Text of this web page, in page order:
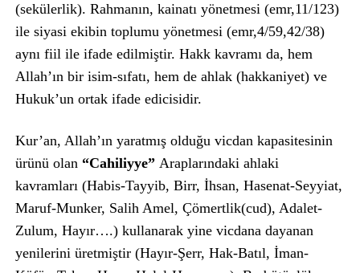
(sekülerlik). Rahmanın, kainatı yönetmesi (emr,11/123)
ile siyasi ekibin toplumu yönetmesi (emr,4/59,42/38)
aynı fiil ile ifade edilmiştir. Hakk kavramı da, hem
Allah’ın bir isim-sıfatı, hem de ahlak (hakkaniyet) ve
Hukuk’un ortak ifade edicisidir.
Kur’an, Allah’ın yaratmış olduğu vicdan kapasitesinin
ürünü olan “Cahiliyye” Araplarındaki ahlaki
kavramları (Habis-Tayyib, Birr, İhsan, Hasenat-Seyyiat,
Maruf-Munker, Salih Amel, Çömertlik(cud), Adalet-
Zulum, Hayır….) kullanarak yine vicdana dayanan
yenilerini üretmiştir (Hayır-Şerr, Hak-Batıl, İman-